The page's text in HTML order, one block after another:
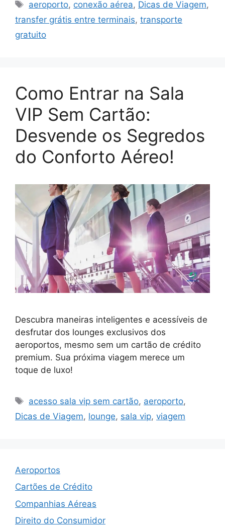
Tags
aeroporto, conexão aérea, Dicas de Viagem,
transfer grátis entre terminais, transporte
gratuito
Como Entrar na Sala
VIP Sem Cartão:
Desvende os Segredos
do Conforto Aéreo!
Descubra maneiras inteligentes e acessíveis de
desfrutar dos lounges exclusivos dos
aeroportos, mesmo sem um cartão de crédito
premium. Sua próxima viagem merece um
toque de luxo!
Tags
acesso sala vip sem cartão, aeroporto,
Dicas de Viagem, lounge, sala vip, viagem
Aeroportos
Cartões de Crédito
Companhias Aéreas
Direito do Consumidor